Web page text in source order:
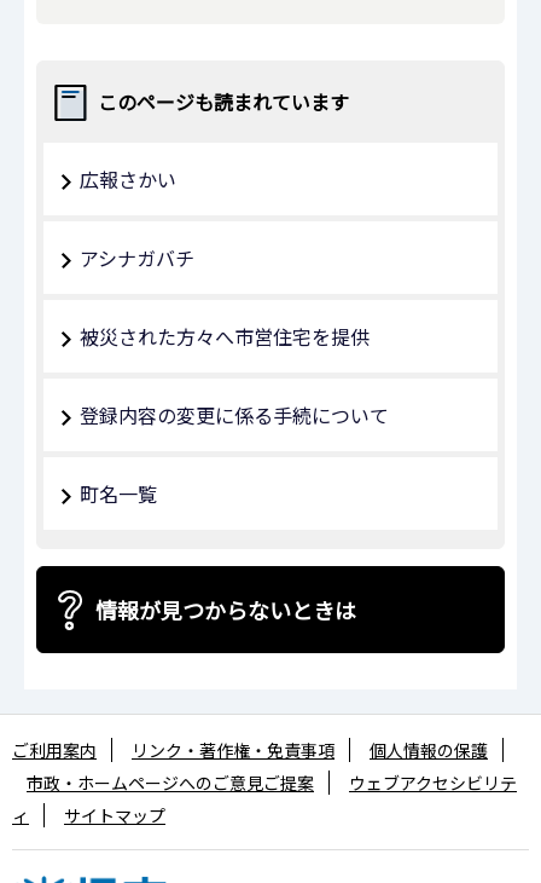
このページも読まれています
広報さかい
アシナガバチ
被災された方々へ市営住宅を提供
登録内容の変更に係る手続について
町名一覧
情報が見つからないときは
ご利用案内 リンク・著作権・免責事項
個人情報の保護
市政・ホームページへのご意見ご提案
ウェブアクセシビリテ
ィ
サイトマップ